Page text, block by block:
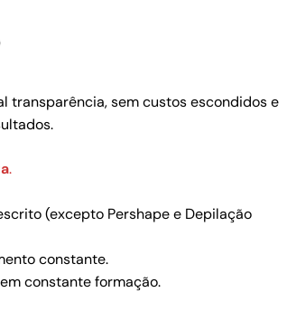
transparência, sem custos escondidos e
.
(excepto Pershape e Depilação
constante.
constante formação.